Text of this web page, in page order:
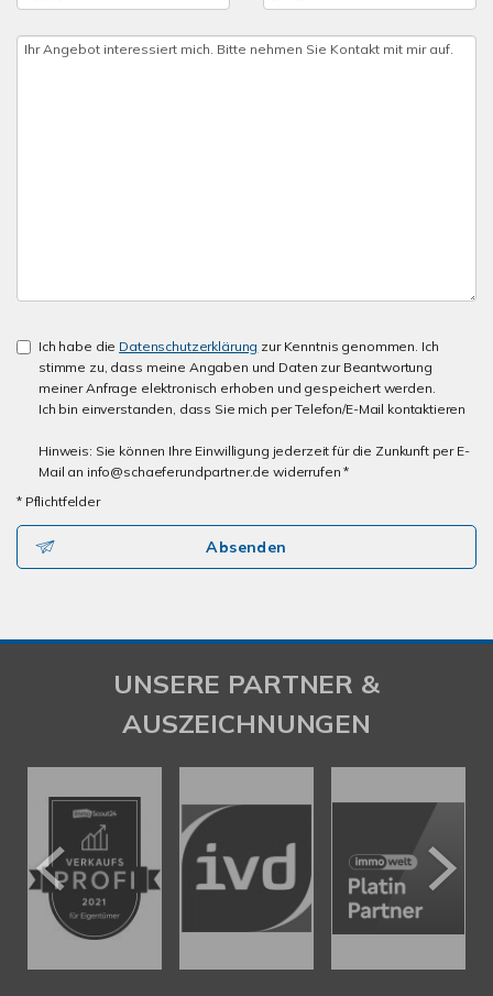
Ich habe die Datenschutzerklärung zur Kenntnis genommen. Ich
stimme zu, dass meine Angaben und Daten zur Beantwortung
meiner Anfrage elektronisch erhoben und gespeichert werden.
Ich bin einverstanden, dass Sie mich per Telefon/E-Mail kontaktieren
Hinweis: Sie können Ihre Einwilligung jederzeit für die Zunkunft per E-
Mail an info@schaeferundpartner.de widerrufen *
* Pflichtfelder
Absenden
UNSERE PARTNER &
AUSZEICHNUNGEN